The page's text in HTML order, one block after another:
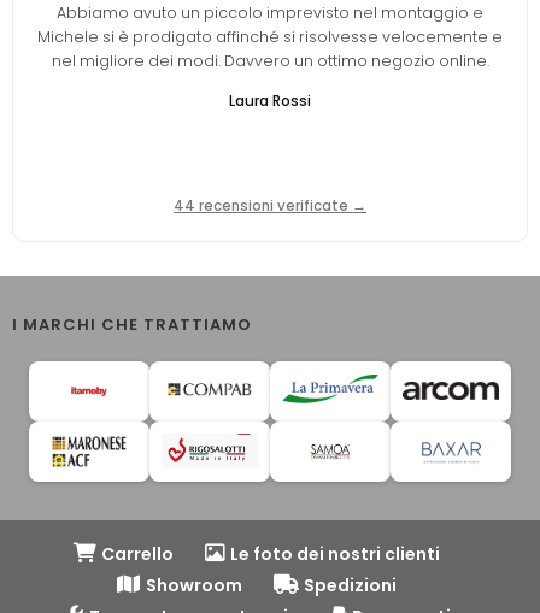
Abbiamo avuto un piccolo imprevisto nel montaggio e
Michele si è prodigato affinché si risolvesse velocemente e
nel migliore dei modi. Davvero un ottimo negozio online.
Laura Rossi
44 recensioni verificate →
I MARCHI CHE TRATTIAMO
Carrello
Le foto dei nostri clienti
Showroom
Spedizioni